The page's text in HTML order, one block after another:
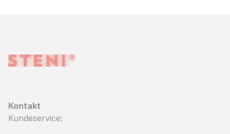
Kontakt
Kundeservice: